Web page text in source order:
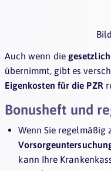
Auch wenn die
übernimmt, gibt es
Eigenkosten für die PZR
Bonusheft und
Wenn Sie regelmäßig
kann Ihre